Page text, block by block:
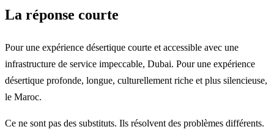
La réponse courte
Pour une expérience désertique courte et accessible avec une
infrastructure de service impeccable, Dubai. Pour une expérience
désertique profonde, longue, culturellement riche et plus silencieuse,
le Maroc.
Ce ne sont pas des substituts. Ils résolvent des problèmes différents.